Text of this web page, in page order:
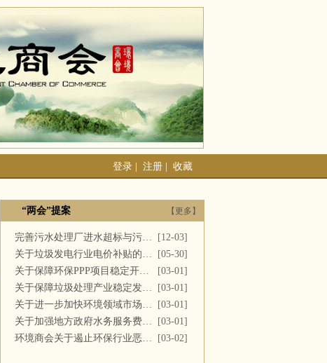
登录 注册
收藏
“两会”提案 【更多】
完善污水处理厂进水超标与污泥处置
[12-03]
关于垃圾发电行业电价补贴的建议
[05-30]
关于保障环保PPP项目稳定开展的提案
[03-01]
关于保障垃圾处理产业稳定发展的议案
[03-01]
关于进一步加快环境领域市场化改革的议案
[03-01]
关于加强地方政府水务服务费用支付的议案
[03-01]
环境商会关于遏止环保行业恶性竞争的提案
[03-02]